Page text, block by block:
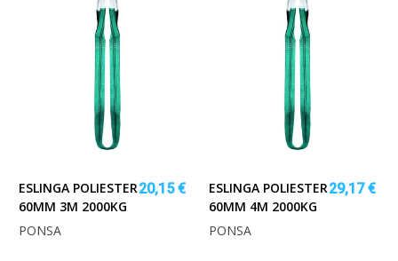
ESLINGA POLIESTER
60MM 3M 2000KG
20,15 €
PONSA
ESLINGA POLIESTER
60MM 4M 2000KG
29,17 €
PONSA